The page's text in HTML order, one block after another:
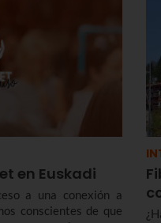
en Euskadi
a una conexión a
conscientes de que